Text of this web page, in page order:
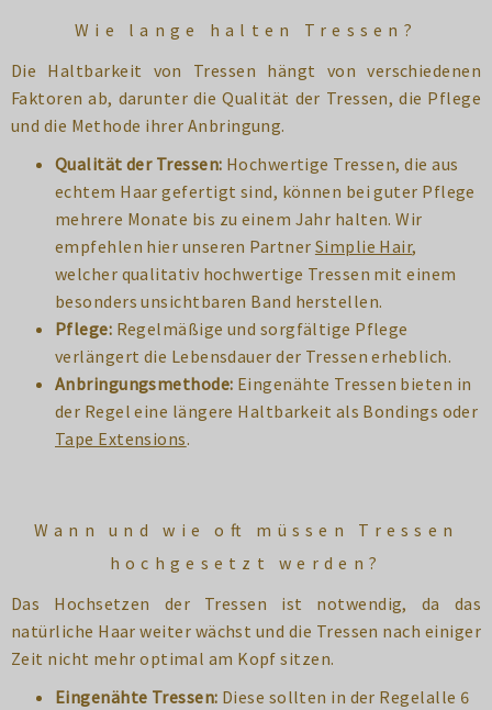
Wie lange halten Tressen?
Die Haltbarkeit von Tressen hängt von verschiedenen
Faktoren ab, darunter die Qualität der Tressen, die Pflege
und die Methode ihrer Anbringung.
Qualität der Tressen: Hochwertige Tressen, die aus
echtem Haar gefertigt sind, können bei guter Pflege
mehrere Monate bis zu einem Jahr halten. Wir
empfehlen hier unseren Partner Simplie Hair,
welcher qualitativ hochwertige Tressen mit einem
besonders unsichtbaren Band herstellen.
Pflege: Regelmäßige und sorgfältige Pflege
verlängert die Lebensdauer der Tressen erheblich.
Anbringungsmethode: Eingenähte Tressen bieten in
der Regel eine längere Haltbarkeit als Bondings oder
Tape Extensions.
Wann und wie oft müssen Tressen
hochgesetzt werden?
Das Hochsetzen der Tressen ist notwendig, da das
natürliche Haar weiter wächst und die Tressen nach einiger
Zeit nicht mehr optimal am Kopf sitzen.
Eingenähte Tressen: Diese sollten in der Regelalle 6